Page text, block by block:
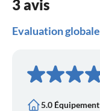
3 avis
Evaluation globale
5.0 Équipement